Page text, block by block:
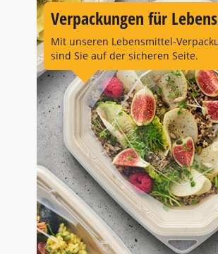
Verpackungen für
Mit unseren Lebensmittel-
sind Sie auf der sicheren Seite.